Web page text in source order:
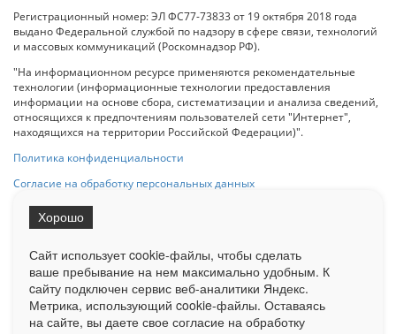
Регистрационный номер: ЭЛ ФС77-73833 от 19 октября 2018 года
выдано Федеральной службой по надзору в сфере связи, технологий
и массовых коммуникаций (Роскомнадзор РФ).
"На информационном ресурсе применяются рекомендательные
технологии (информационные технологии предоставления
информации на основе сбора, систематизации и анализа сведений,
относящихся к предпочтениям пользователей сети "Интернет",
находящихся на территории Российской Федерации)".
Политика конфиденциальности
Согласие на обработку персональных данных
на Сетевое издание «ОрелТаймс» обязательна.
Ограниченная статистика посещаемости доступна на сайте
Liveinternet.ru . Подробная статистика для рекламодателей по запросу
у менеджера.
Сайт использует cookie-файлы, чтобы сделать
ваше пребывание на нем максимально удобным. К
cайту подключен сервис веб-аналитики Яндекс.
Метрика, использующий cookie-файлы. Оставаясь
на сайте, вы даете свое согласие на обработку
Хорошо